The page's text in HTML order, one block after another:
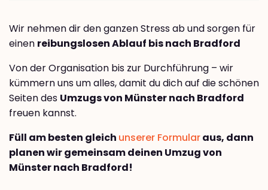
Wir nehmen dir den ganzen Stress ab und sorgen für
einen reibungslosen Ablauf bis nach Bradford
Von der Organisation bis zur Durchführung – wir
kümmern uns um alles, damit du dich auf die schönen
Seiten des Umzugs von Münster nach Bradford
freuen kannst.
Füll am besten gleich unserer Formularaus, dann
planen wir gemeinsam deinen Umzug von
Münster nach Bradford!